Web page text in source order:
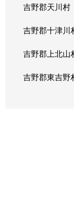
吉野郡天川村
吉野郡十津川
吉野郡上北山
吉野郡東吉野